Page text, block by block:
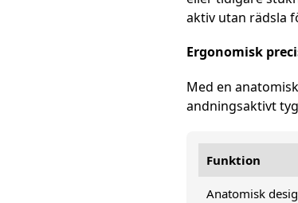
aktiv utan rädsla
Ergonomisk
Med en
andningsaktivt
Funktion
Anatomisk